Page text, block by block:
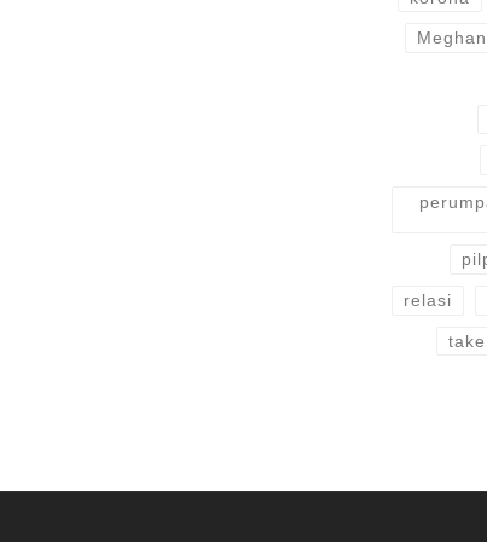
Meghan
relasi